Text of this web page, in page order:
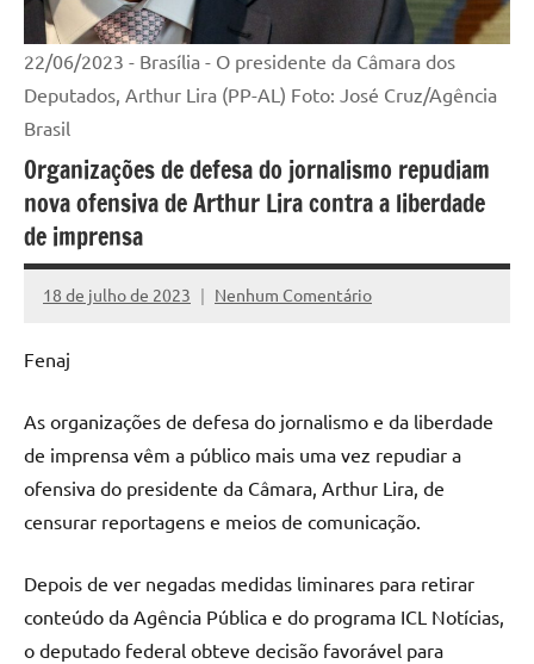
22/06/2023 - Brasília - O presidente da Câmara dos
Deputados, Arthur Lira (PP-AL) Foto: José Cruz/Agência
Brasil
Organizações de defesa do jornalismo repudiam
nova ofensiva de Arthur Lira contra a liberdade
de imprensa
18 de julho de 2023
Assessoria
Nenhum Comentário
Fenaj
As organizações de defesa do jornalismo e da liberdade
de imprensa vêm a público mais uma vez repudiar a
ofensiva do presidente da Câmara, Arthur Lira, de
censurar reportagens e meios de comunicação.
Depois de ver negadas medidas liminares para retirar
conteúdo da Agência Pública e do programa ICL Notícias,
o deputado federal obteve decisão favorável para